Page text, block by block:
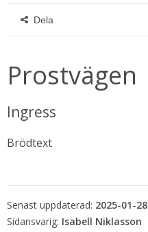
Dela
Prostvägen
Ingress
Brödtext
Senast uppdaterad: 2025-01-28
Isabell Niklasson